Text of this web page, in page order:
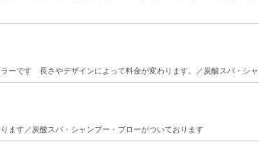
ーです 長さやデザインによって料金が変わります。／炭酸スパ・シ
す／炭酸スパ・シャンプー・ブローがついております